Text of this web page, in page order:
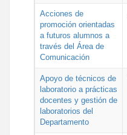
Acciones de
promoción orientadas
a futuros alumnos a
través del Área de
Comunicación
Apoyo de técnicos de
laboratorio a prácticas
docentes y gestión de
laboratorios del
Departamento